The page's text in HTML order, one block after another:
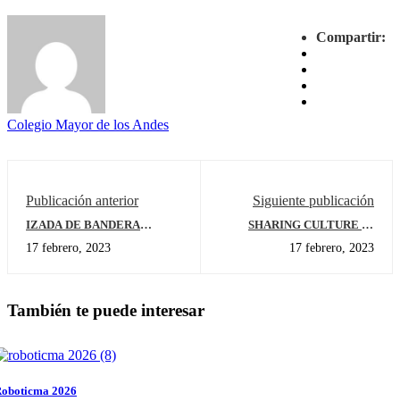
Compartir:
Colegio Mayor de los Andes
Publicación anterior
IZADA DE BANDERA
17 febrero, 2023
Siguiente publicación
SHARING CULTURE IN
17 febrero, 2023
También te puede interesar
2026